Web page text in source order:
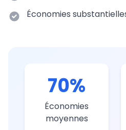
Économies
70%
Économies
moyennes